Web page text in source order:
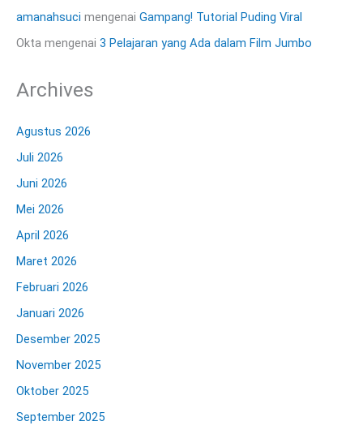
amanahsuci mengenai Gampang! Tutorial Puding Viral
Okta mengenai 3 Pelajaran yang Ada dalam Film Jumbo
Archives
Agustus 2026
Juli 2026
Juni 2026
Mei 2026
April 2026
Maret 2026
Februari 2026
Januari 2026
Desember 2025
November 2025
Oktober 2025
September 2025